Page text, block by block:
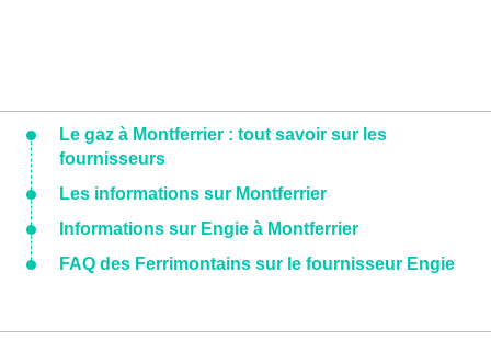
Le gaz à Montferrier : tout savoir sur les
fournisseurs
Les informations sur Montferrier
Informations sur Engie à Montferrier
FAQ des Ferrimontains sur le fournisseur Engie